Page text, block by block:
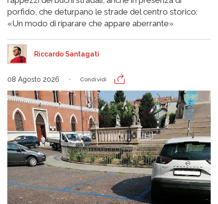
porfido, che deturpano le strade del centro storico:
«Un modo di riparare che appare aberrante»
Riccardo Santagati
08 Agosto 2026 Condividi